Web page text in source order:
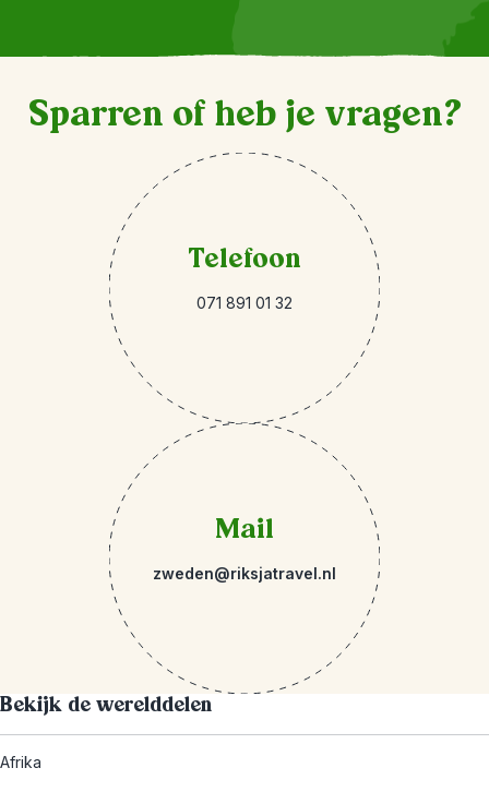
Sparren of heb je vragen?
Telefoon
071 891 01 32
Mail
zweden@riksjatravel.nl
Bekijk de werelddelen
Afrika